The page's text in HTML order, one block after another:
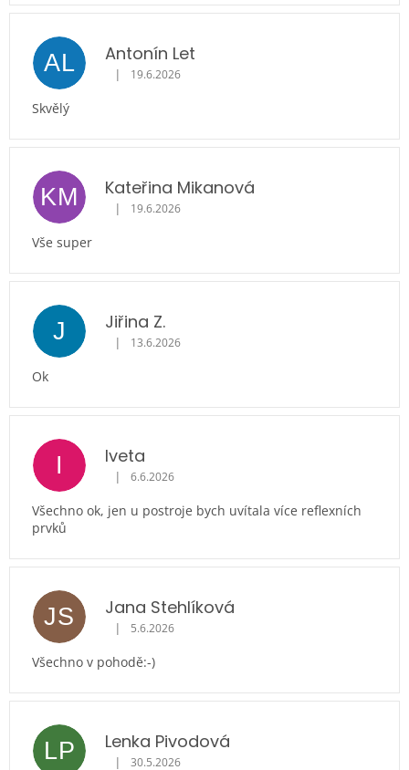
AL Antonín Let
Hodnocení obchodu je 5 z 5 hvězdiček.
| 19.6.2026
Skvělý
KM Kateřina Mikanová
Hodnocení obchodu je 5 z 5 hvězdiček.
| 19.6.2026
Vše super
J Jiřina Z.
Hodnocení obchodu je 5 z 5 hvězdiček.
| 13.6.2026
Ok
I Iveta
Hodnocení obchodu je 5 z 5 hvězdiček.
| 6.6.2026
Všechno ok, jen u postroje bych uvítala více reflexních
prvků
JS Jana Stehlíková
Hodnocení obchodu je 5 z 5 hvězdiček.
| 5.6.2026
Všechno v pohodě:⁠-⁠)
LP Lenka Pivodová
| 30.5.2026